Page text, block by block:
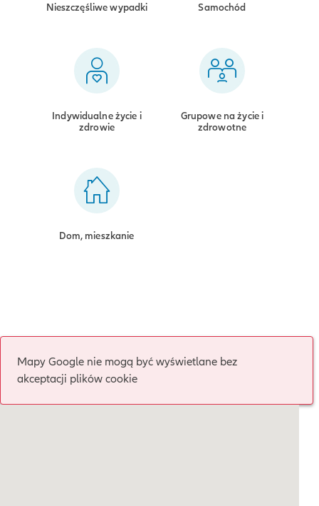
Nieszczęśliwe wypadki Samochód
Indywidualne życie i
zdrowie
Grupowe na życie i
zdrowotne
Dom, mieszkanie
Mapy Google nie mogą być wyświetlane bez
akceptacji plików cookie